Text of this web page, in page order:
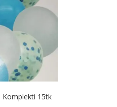
Komplekti 15tk